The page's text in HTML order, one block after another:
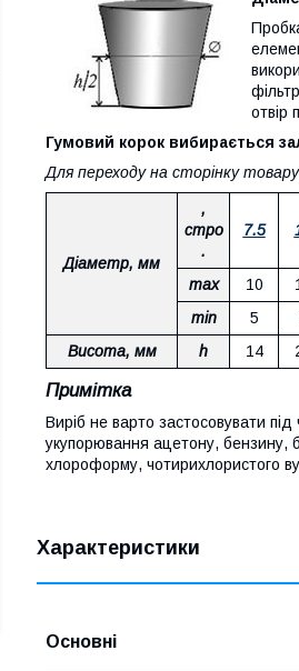
отвір
Гумовий корок вибирається
Для переходу на сторінку
Діаметр, мм
,
стро
.
7.5
max 10
min
5
Висота, мм
h 14
Примітка
Виріб не варто застосовувати
укупорювання ацетону, бензину,
хлороформу, чотирихлористого
Характеристики
Основні